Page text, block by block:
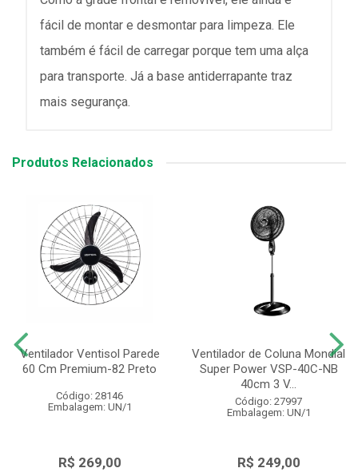
fácil de montar e desmontar para limpeza. Ele
também é fácil de carregar porque tem uma alça
para transporte. Já a base antiderrapante traz
mais segurança.
Produtos Relacionados
Ventilador Ventisol Parede
60 Cm Premium-82 Preto
Código: 28146
Embalagem: UN/1
R$ 269,00
Ventilador de Coluna Mondial
Super Power VSP-40C-NB
40cm 3 V...
Código: 27997
Embalagem: UN/1
R$ 249,00